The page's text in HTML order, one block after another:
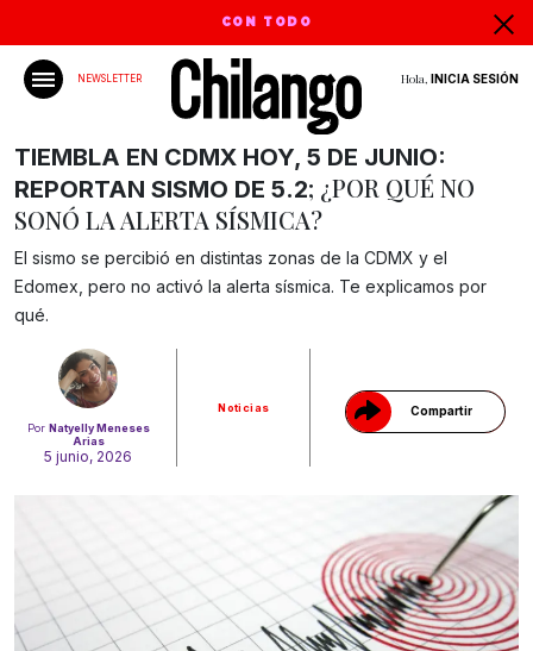
CON TODO
NEWSLETTER Hola, INICIA SESIÓN
Por Natyelly Meneses
Arias
5 junio, 2026
Noticias Compartir
Gracias!
TIEMBLA EN CDMX HOY, 5 DE JUNIO:
REPORTAN SISMO DE 5.2; ¿POR QUÉ NO
SONÓ LA ALERTA SÍSMICA?
El sismo se percibió en distintas zonas de la CDMX y el
Edomex, pero no activó la alerta sísmica. Te explicamos por
qué.